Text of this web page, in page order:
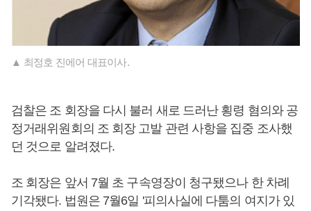
▲ 최정호 진에어 대표이사.
검찰은 조 회장을 다시 불러 새로 드러난 횡령 혐의와 공
정거래위원회의 조 회장 고발 관련 사항을 집중 조사했
던 것으로 알려졌다.
조 회장은 앞서 7월 초 구속영장이 청구됐으나 한 차례
기각됐다. 법원은 7월6일 '피의사실에 다툼의 여지가 있